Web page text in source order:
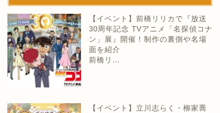
【イベント】前橋リリカで『放送
30周年記念 TVアニメ「名探偵コナ
ン」展』開催！制作の裏側や名場
面を紹介
前橋リ…
【イベント】立川志らく・柳家喬